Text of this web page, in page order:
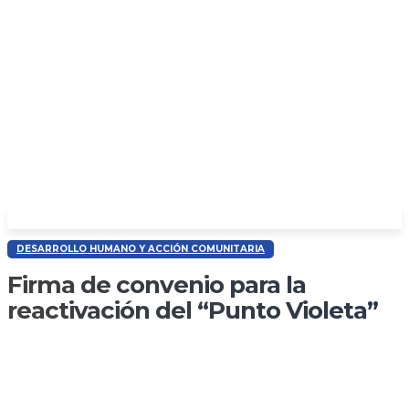
DESARROLLO HUMANO Y ACCIÓN COMUNITARIA
Firma de convenio para la
reactivación del “Punto Violeta”